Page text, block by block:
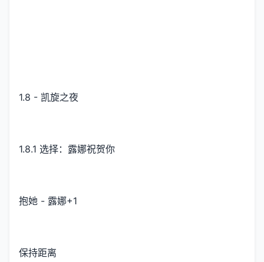
1.8 - 凯旋之夜
1.8.1 选择：露娜祝贺你
抱她 - 露娜+1
保持距离